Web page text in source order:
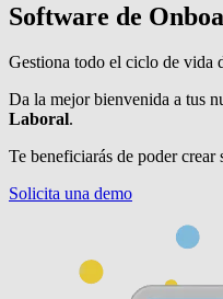
Software de
Gestiona todo el ciclo de vida
Da la mejor bienvenida a tus
Laboral.
Te beneficiarás de poder
Solicita una demo